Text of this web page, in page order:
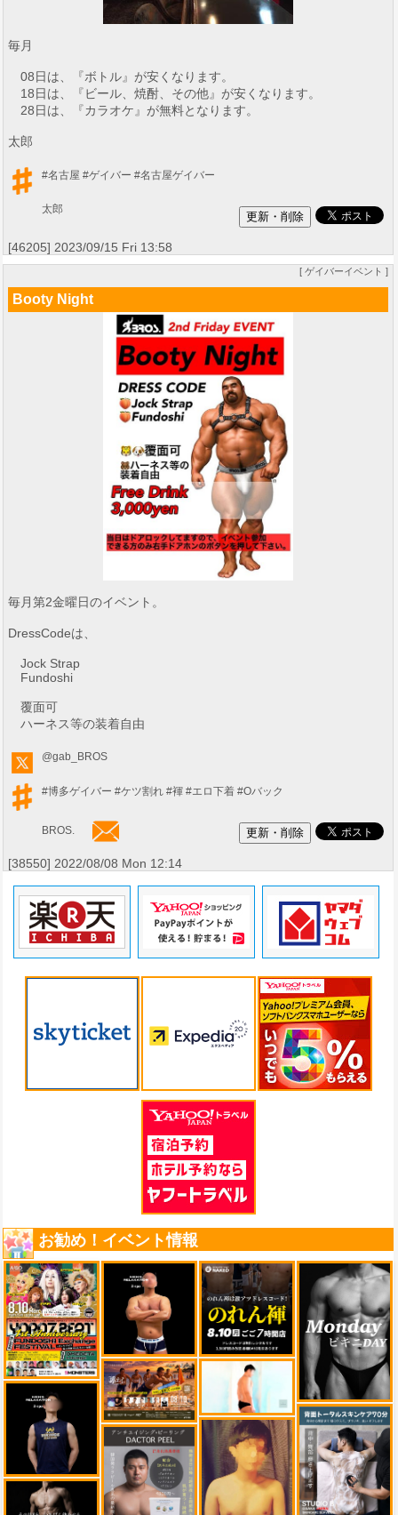
毎月
08日は、『ボトル』が安くなります。
18日は、『ビール、焼酎、その他』が安くなります。
28日は、『カラオケ』が無料となります。
太郎
#名古屋 #ゲイバー #名古屋ゲイバー
太郎
[46205] 2023/09/15 Fri 13:58
[ ゲイバーイベント ]
Booty Night
毎月第2金曜日のイベント。
DressCodeは、
Jock Strap
Fundoshi
覆面可
ハーネス等の装着自由
@gab_BROS
#博多ゲイバー #ケツ割れ #褌 #エロ下着 #Oバック
BROS.
[38550] 2022/08/08 Mon 12:14
お勧め！イベント情報